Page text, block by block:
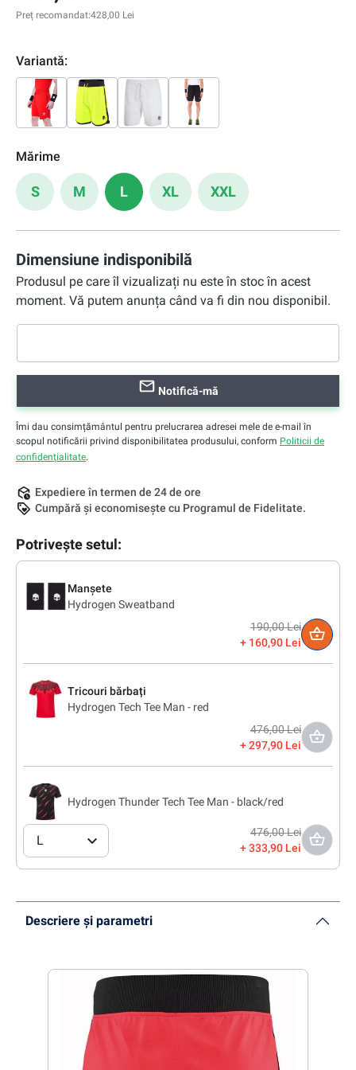
Preț recomandat:428,00 Lei
Variantă:
Mărime
S M L XL XXL
Dimensiune indisponibilă
Produsul pe care îl vizualizați nu este în stoc în acest
moment. Vă putem anunța când va fi din nou disponibil.
Notifică-mă
Îmi dau consimțământul pentru prelucrarea adresei mele de e-mail în
scopul notificării privind disponibilitatea produsului, conform Politicii de
confidențialitate.
Expediere în termen de 24 de ore
Cumpără și economisește cu Programul de Fidelitate.
Potrivește setul:
Manșete
Hydrogen Sweatband
190,00 Lei
160,90 Lei
Tricouri bărbați
Hydrogen Tech Tee Man - red
476,00 Lei
297,90 Lei
Hydrogen Thunder Tech Tee Man - black/red
L
476,00 Lei
333,90 Lei
Descriere și parametri